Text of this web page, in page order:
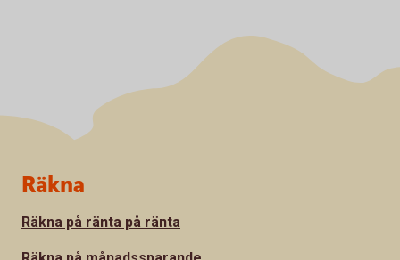
Sidfot
Räkna
Räkna på ränta på ränta